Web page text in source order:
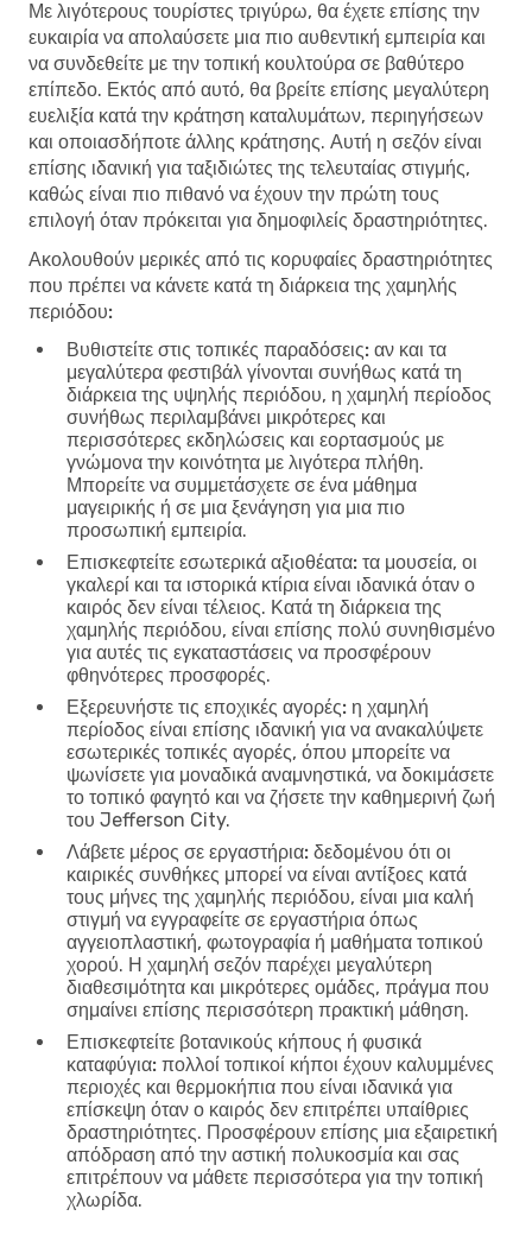
Με λιγότερους τουρίστες τριγύρω, θα έχετε επίσης την
ευκαιρία να απολαύσετε μια πιο αυθεντική εμπειρία και
να συνδεθείτε με την τοπική κουλτούρα σε βαθύτερο
επίπεδο. Εκτός από αυτό, θα βρείτε επίσης μεγαλύτερη
ευελιξία κατά την κράτηση καταλυμάτων, περιηγήσεων
και οποιασδήποτε άλλης κράτησης. Αυτή η σεζόν είναι
επίσης ιδανική για ταξιδιώτες της τελευταίας στιγμής,
καθώς είναι πιο πιθανό να έχουν την πρώτη τους
επιλογή όταν πρόκειται για δημοφιλείς δραστηριότητες.
Ακολουθούν μερικές από τις κορυφαίες δραστηριότητες
που πρέπει να κάνετε κατά τη διάρκεια της χαμηλής
περιόδου:
Βυθιστείτε στις τοπικές παραδόσεις: αν και τα
μεγαλύτερα φεστιβάλ γίνονται συνήθως κατά τη
διάρκεια της υψηλής περιόδου, η χαμηλή περίοδος
συνήθως περιλαμβάνει μικρότερες και
περισσότερες εκδηλώσεις και εορτασμούς με
γνώμονα την κοινότητα με λιγότερα πλήθη.
Μπορείτε να συμμετάσχετε σε ένα μάθημα
μαγειρικής ή σε μια ξενάγηση για μια πιο
προσωπική εμπειρία.
Επισκεφτείτε εσωτερικά αξιοθέατα: τα μουσεία, οι
γκαλερί και τα ιστορικά κτίρια είναι ιδανικά όταν ο
καιρός δεν είναι τέλειος. Κατά τη διάρκεια της
χαμηλής περιόδου, είναι επίσης πολύ συνηθισμένο
για αυτές τις εγκαταστάσεις να προσφέρουν
φθηνότερες προσφορές.
Εξερευνήστε τις εποχικές αγορές: η χαμηλή
περίοδος είναι επίσης ιδανική για να ανακαλύψετε
εσωτερικές τοπικές αγορές, όπου μπορείτε να
ψωνίσετε για μοναδικά αναμνηστικά, να δοκιμάσετε
το τοπικό φαγητό και να ζήσετε την καθημερινή ζωή
του Jefferson City.
Λάβετε μέρος σε εργαστήρια: δεδομένου ότι οι
καιρικές συνθήκες μπορεί να είναι αντίξοες κατά
τους μήνες της χαμηλής περιόδου, είναι μια καλή
στιγμή να εγγραφείτε σε εργαστήρια όπως
αγγειοπλαστική, φωτογραφία ή μαθήματα τοπικού
χορού. Η χαμηλή σεζόν παρέχει μεγαλύτερη
διαθεσιμότητα και μικρότερες ομάδες, πράγμα που
σημαίνει επίσης περισσότερη πρακτική μάθηση.
Επισκεφτείτε βοτανικούς κήπους ή φυσικά
καταφύγια: πολλοί τοπικοί κήποι έχουν καλυμμένες
περιοχές και θερμοκήπια που είναι ιδανικά για
επίσκεψη όταν ο καιρός δεν επιτρέπει υπαίθριες
δραστηριότητες. Προσφέρουν επίσης μια εξαιρετική
απόδραση από την αστική πολυκοσμία και σας
επιτρέπουν να μάθετε περισσότερα για την τοπική
χλωρίδα.